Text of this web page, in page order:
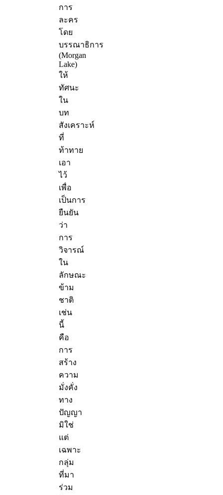
การ
ละคร
โดย
บรรณาธิการ
(Morgan
Lake)
ให้
ทัศนะ
ใน
บท
สังเคราะห์
ที่
ท้าทาย
เอา
ไว้
เพื่อ
เป็นการ
ยืนยัน
ว่า
การ
วิจารณ์
ใน
ลักษณะ
ข้าม
ชาติ
เช่น
นี้
คือ
การ
สร้าง
ความ
มั่งคั่ง
ทาง
ปัญญา
มิใช่
แต่
เฉพาะ
กลุ่ม
ที่มา
ร่วม